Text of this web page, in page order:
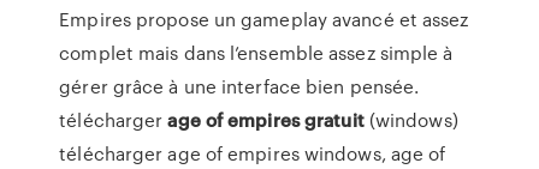
Empires propose un gameplay avancé et assez
complet mais dans l’ensemble assez simple à
gérer grâce à une interface bien pensée.
téléchargerage of empiresgratuit(windows)
télécharger age of empires windows, age of